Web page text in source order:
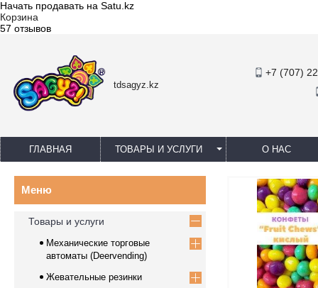
Начать продавать на Satu.kz
Корзина
57 отзывов
tdsagyz.kz
+7 (707)
ГЛАВНАЯ ТОВАРЫ И УСЛУГИ О НАС
Товары и услуги
Механические торговые
автоматы (Deervending)
Жевательные резинки